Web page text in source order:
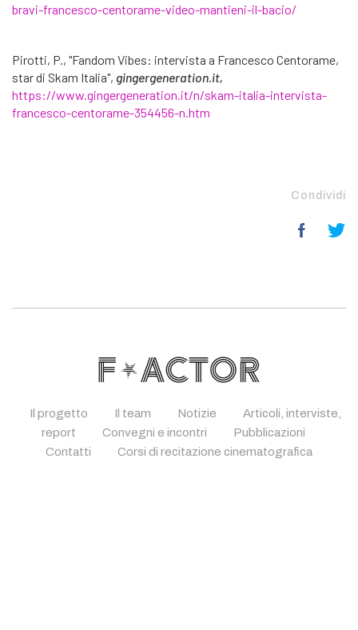
bravi-francesco-centorame-video-mantieni-il-bacio/
Pirotti, P., "Fandom Vibes: intervista a Francesco Centorame,
star di Skam Italia", gingergeneration.it,
https://www.gingergeneration.it/n/skam-italia-intervista-
francesco-centorame-354456-n.htm
Condividi
Il progetto Il team Notizie
Articoli, interviste,
report
Convegni e incontri
Pubblicazioni
Contatti
Corsi di recitazione cinematografica